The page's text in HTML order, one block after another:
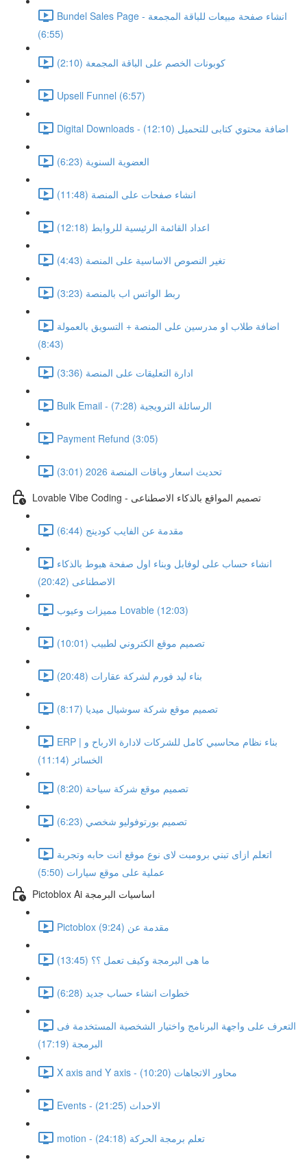
Bundel Sales Page - انشاء صفحة مبيعات للباقة المجمعة
(6:55)
كوبونات الخصم على الباقة المجمعة (2:10)
Upsell Funnel (6:57)
Digital Downloads - اضافة محتوي كتابى للتحميل (12:10)
العضوية السنوية (6:23)
انشاء صفحات على المنصة (11:48)
اعداد القائمة الرئيسية للروابط (12:18)
تغير النصوص الاساسية على المنصة (4:43)
ربط الواتس اب بالمنصة (3:23)
اضافة طلاب او مدرسين على المنصة + التسويق بالعمولة
(8:43)
ادارة التعليقات على المنصة (3:36)
Bulk Email - الرسائلة الترويجية (7:28)
Payment Refund (3:05)
تحديث اسعار وباقات المنصة 2026 (3:01)
Lovable Vibe Coding - تصميم المواقع بالذكاء الاصطناعى
مقدمة عن الفايب كودينج (6:44)
انشاء حساب على لوفابل وبناء اول صفحة هبوط بالذكاء
الاصطناعى (20:42)
مميزات وعيوب Lovable (12:03)
تصميم موقع الكتروني لطبيب (10:01)
بناء ليد فورم لشركة عقارات (20:48)
تصميم موقع شركة سوشيال ميديا (8:17)
ERP | بناء نظام محاسبي كامل للشركات لادارة الارباح و
الخسائر (11:14)
تصميم موقع شركة سياحة (8:20)
تصميم بورتوفوليو شخصي (6:23)
اتعلم ازاى تبني برومبت لاى نوع موقع انت حابه وتجربة
عملية على موقع سيارات (5:50)
Pictoblox Ai اساسيات البرمجة
Pictoblox مقدمة عن (9:24)
ما هى البرمجة وكيف تعمل ؟؟ (13:45)
خطوات انشاء حساب جديد (6:28)
التعرف على واجهة البرنامج واختيار الشخصية المستخدمة فى
البرمجة (17:19)
X axis and Y axis - محاور الاتجاهات (10:20)
Events - الاحداث (21:25)
motion - تعلم برمجة الحركة (24:18)